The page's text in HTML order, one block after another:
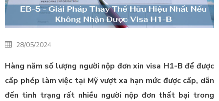
28/05/2024
Hàng năm số lượng người nộp đơn xin visa H1-B để được
cấp phép làm việc tại Mỹ vượt xa hạn mức được cấp, dẫn
đến tình trạng rất nhiều người nộp đơn thất bại trong